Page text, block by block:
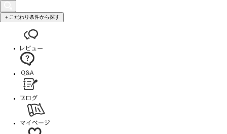
＋こだわり条件から探す